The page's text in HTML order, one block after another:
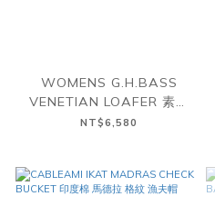
WOMENS G.H.BASS
VENETIAN LOAFER 素面
樂福鞋 膠底 女鞋
NT$6,580